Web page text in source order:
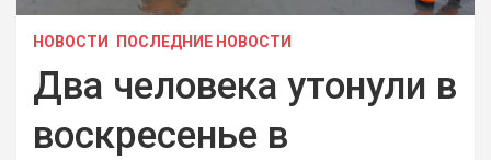
НОВОСТИ ПОСЛЕДНИЕ НОВОСТИ
Два человека утонули в
воскресенье в